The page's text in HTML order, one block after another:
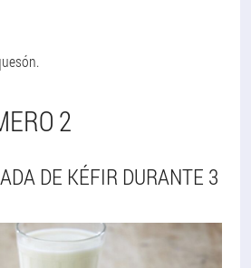
2
DE KÉFIR DURANTE 3